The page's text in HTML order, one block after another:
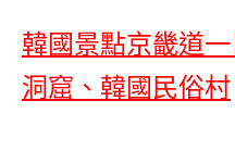
韓國景點京畿道
洞窟、韓國民俗村